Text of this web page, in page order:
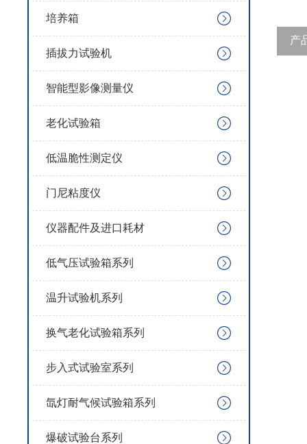
培养箱
插拔力试验机
智能型影像测量仪
老化试验箱
低温脆性测定仪
门尼粘度仪
仪器配件及进口耗材
低气压试验箱系列
温升试验机系列
换气老化试验箱系列
步入式试验室系列
氙灯耐气候试验箱系列
爆破试验台系列
产